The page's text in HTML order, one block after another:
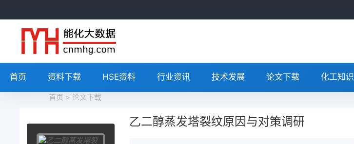
首页 资料下载 HSE资料 行业资讯 技术发展 论文下载 化工知识
首页 > 论文下载
乙二醇蒸发塔裂纹原因与对策调研